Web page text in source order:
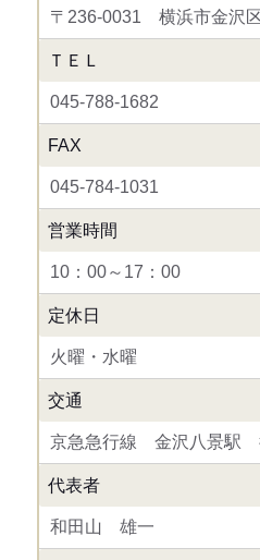
〒236-0031 横浜市金沢
ＴＥＬ
045-788-1682
FAX
045-784-1031
営業時間
10：00～17：00
定休日
火曜・水曜
交通
京急急行線 金沢八景駅
代表者
和田山 雄一